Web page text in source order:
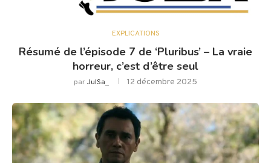
EXPLICATIONS
Résumé de l’épisode 7 de ‘Pluribus’ – La vraie
horreur, c’est d’être seul
parJulSa_ 12 décembre 2025